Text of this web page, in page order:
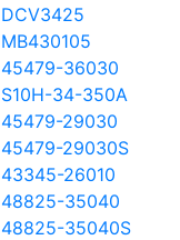
36030
34-350A
29030
29030S
26010
35040
35040S